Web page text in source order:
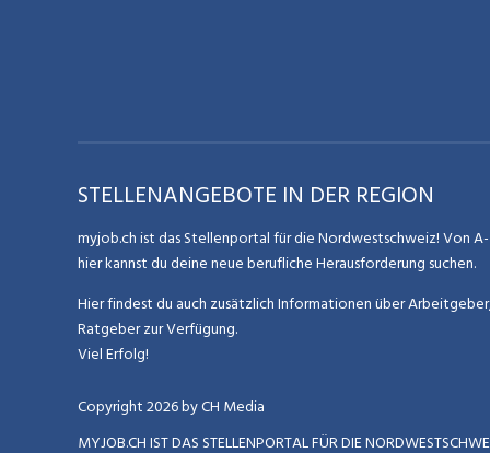
STELLENANGEBOTE IN DER REGION
myjob.ch ist das Stellenportal für die Nordwestschweiz! Von
hier kannst du deine neue berufliche Herausforderung suchen.
Hier findest du auch zusätzlich Informationen über
Ratgeber zur Verfügung.
Viel Erfolg!
Copyright2026by CH Media
MYJOB.CH IST DAS STELLENPORTAL FÜR DIE